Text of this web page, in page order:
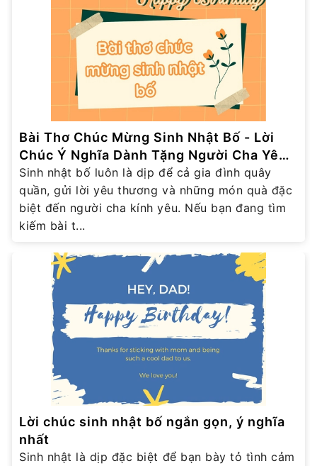
Bài Thơ Chúc Mừng Sinh Nhật Bố - Lời
Chúc Ý Nghĩa Dành Tặng Người Cha Yêu
Thương
Sinh nhật bố luôn là dịp để cả gia đình quây
quần, gửi lời yêu thương và những món quà đặc
biệt đến người cha kính yêu. Nếu bạn đang tìm
kiếm bài t...
Lời chúc sinh nhật bố ngắn gọn, ý nghĩa
nhất
Sinh nhật là dịp đặc biệt để bạn bày tỏ tình cảm